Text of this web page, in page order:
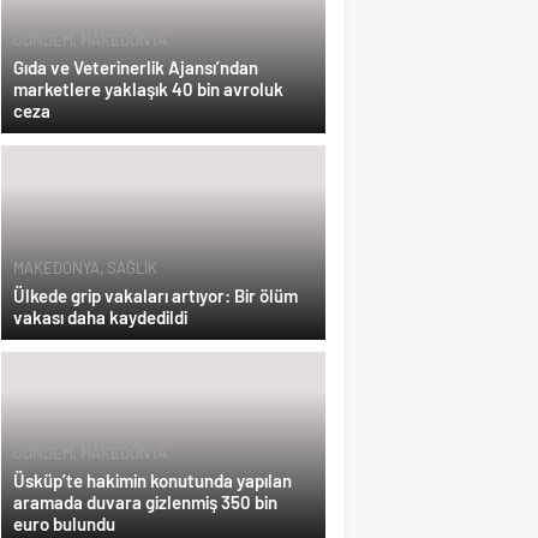
GÜNDEM MAKEDONYA
Gıda ve Veterinerlik Ajansı’ndan
marketlere yaklaşık 40 bin avroluk
ceza
MAKEDONYA, SAĞLIK
Ülkede grip vakaları artıyor: Bir ölüm
vakası daha kaydedildi
GÜNDEM MAKEDONYA
Üsküp’te hakimin konutunda yapılan
aramada duvara gizlenmiş 350 bin
euro bulundu